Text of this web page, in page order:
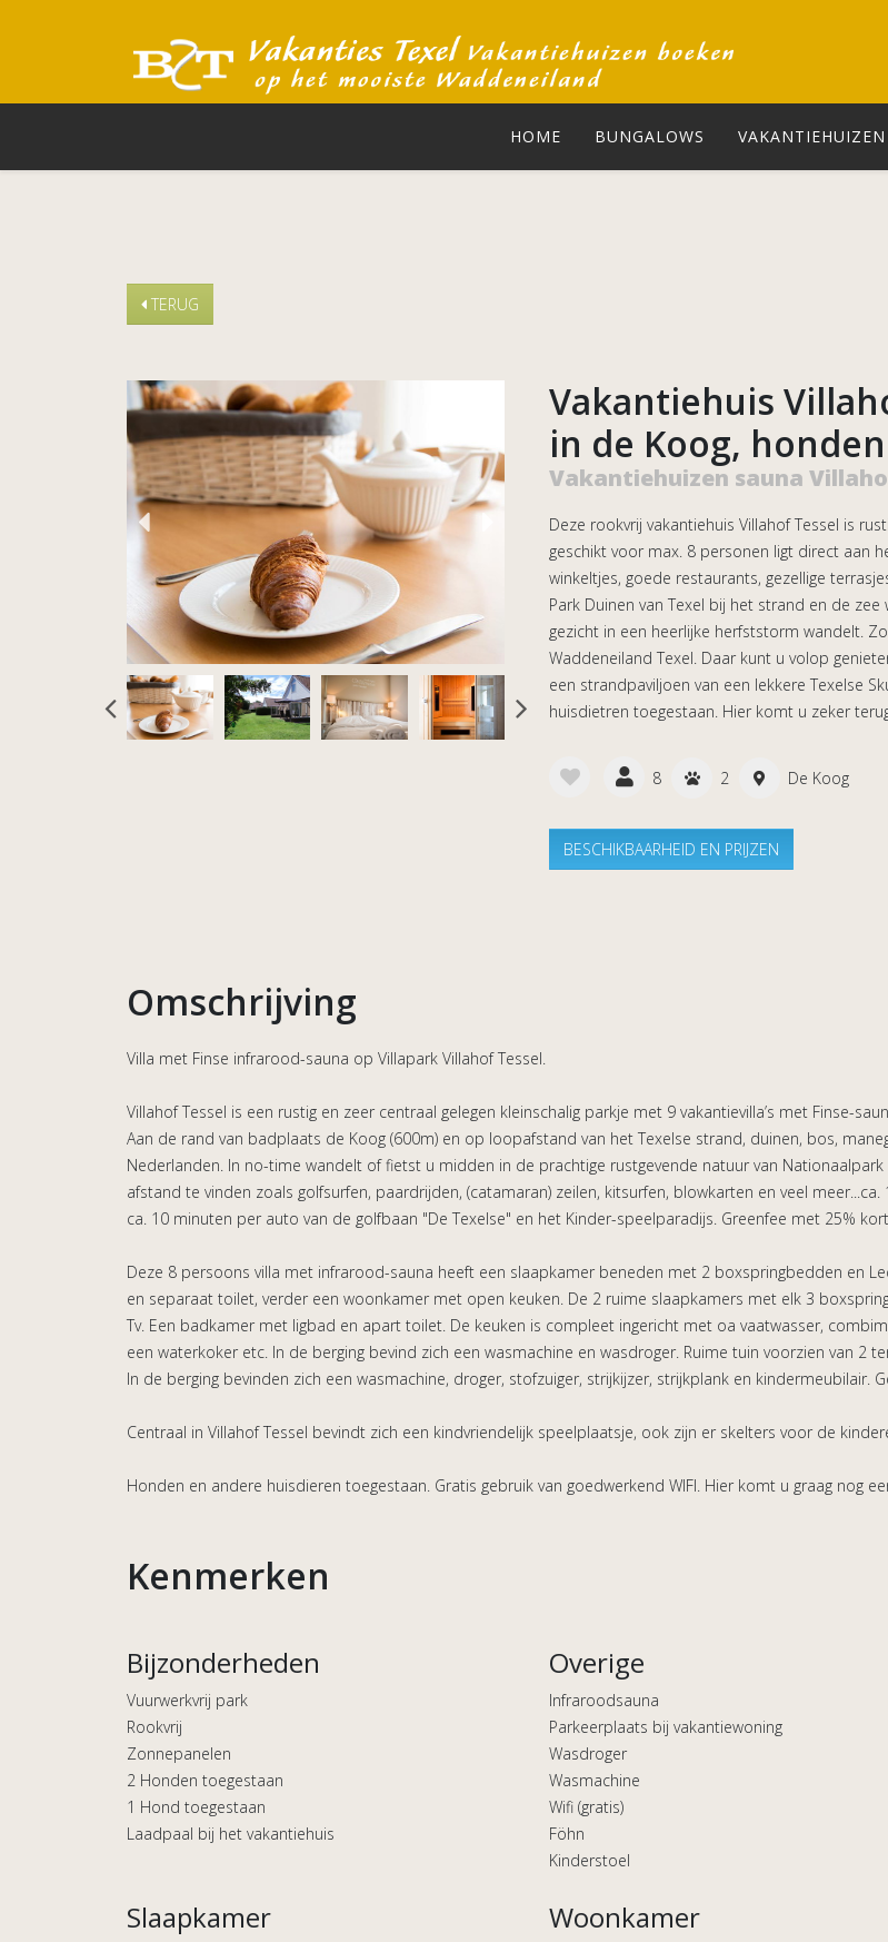
HOME BUNGALOWS VAKANTIEHUIZEN
TERUG
Vakantiehuis
in de Koog,
Vakantiehuizen sauna
Deze rookvrij vakantiehuis Villahof Tessel is
geschikt voor max. 8 personen ligt direct aan
winkeltjes, goede restaurants, gezellige
Park Duinen van Texel bij het strand en de
gezicht in een heerlijke herfststorm wandelt.
Waddeneiland Texel. Daar kunt u volop
een strandpaviljoen van een lekkere Texelse
huisdietren toegestaan. Hier komt u zeker
8 2 De Koog
BESCHIKBAARHEID EN PRIJZEN
Omschrijving
Villa met Finse infrarood-sauna op Villapark Villahof Tessel.
Villahof Tessel is een rustig en zeer centraal gelegen kleinschalig parkje met 9 vakantievilla’s met Finse-
Aan de rand van badplaats de Koog (600m) en op loopafstand van het Texelse strand, duinen, bos,
Nederlanden. In no-time wandelt of fietst u midden in de prachtige rustgevende natuur van
afstand te vinden zoals golfsurfen, paardrijden, (catamaran) zeilen, kitsurfen, blowkarten en veel
ca. 10 minuten per auto van de golfbaan "De Texelse" en het Kinder-speelparadijs. Greenfee met 25%
Deze 8 persoons villa met infrarood-sauna heeft een slaapkamer beneden met 2 boxspringbedden en
en separaat toilet, verder een woonkamer met open keuken. De 2 ruime slaapkamers met elk 3
Tv. Een badkamer met ligbad en apart toilet. De keuken is compleet ingericht met oa vaatwasser,
een waterkoker etc. In de berging bevind zich een wasmachine en wasdroger. Ruime tuin voorzien van 2
In de berging bevinden zich een wasmachine, droger, stofzuiger, strijkijzer, strijkplank en kindermeubilair.
Centraal in Villahof Tessel bevindt zich een kindvriendelijk speelplaatsje, ook zijn er skelters voor de
Honden en andere huisdieren toegestaan. Gratis gebruik van goedwerkend WIFI. Hier komt u graag nog
Kenmerken
Bijzonderheden
Vuurwerkvrij park
Rookvrij
Zonnepanelen
2 Honden toegestaan
1 Hond toegestaan
Laadpaal bij het vakantiehuis
Overige
Infraroodsauna
Parkeerplaats bij vakantiewoning
Wasdroger
Wasmachine
Wifi (gratis)
Föhn
Kinderstoel
Slaapkamer Woonkamer